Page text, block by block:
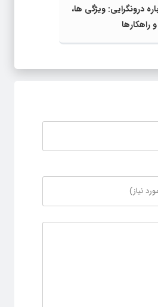
درونگرایی: ویژگی‌ ها،
راهکارها